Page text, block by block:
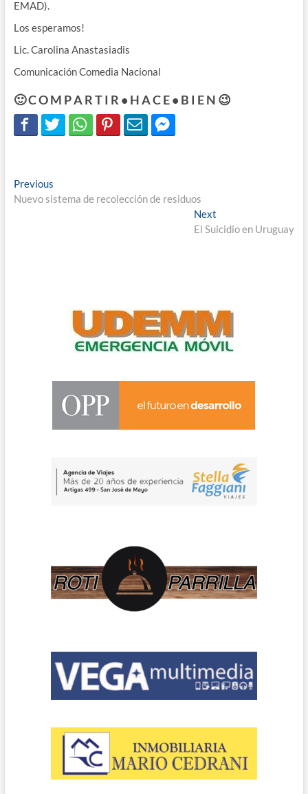
EMAD).
Los esperamos!
Lic. Carolina Anastasiadis
Comunicación Comedia Nacional
🙂 C O M P A R T I R • H A C E • B I E N 😉
Navegación
de
PreviousPrevious
post:
Nuevo sistema de recolección de residuos
Next
post:
El Suicidio en Uruguay